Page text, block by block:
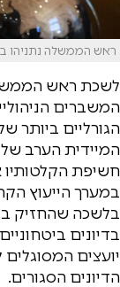
ראש הממשלה נתניהו
לשכת ראש
המשברים
הגורליים ביותר
המיידית הערב של
חשיפת
במערך הייעוץ
בלשכה שהחזיק
בדיונים
יועצים
הדיונים הסגורים.